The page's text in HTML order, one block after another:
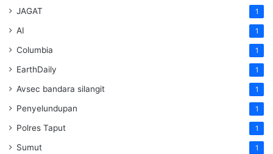
JAGAT 1
AI 1
Columbia 1
EarthDaily 1
Avsec bandara silangit 1
Penyelundupan 1
Polres Taput 1
Sumut 1